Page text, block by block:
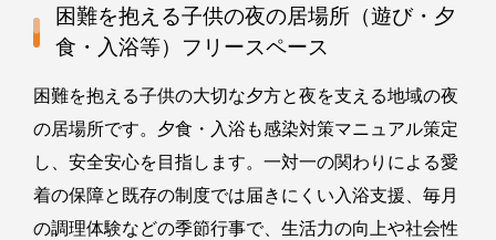
困難を抱える子供の夜の居場所（遊び・夕
食・入浴等）フリースペース
困難を抱える子供の大切な夕方と夜を支える地域の夜
の居場所です。夕食・入浴も感染対策マニュアル策定
し、安全安心を目指します。一対一の関わりによる愛
着の保障と既存の制度では届きにくい入浴支援、毎月
の調理体験などの季節行事で、生活力の向上や社会性